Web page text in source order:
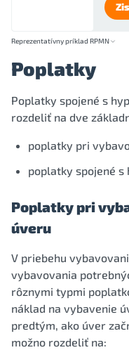
Reprezentatívny príklad RPMN
Poplatky
Poplatky spojené s
rozdeliť na dve
poplatky pri
poplatky spojené
Poplatky pri
úveru
V priebehu
vybavovania
rôznymi typmi
náklad na vybavenie
predtým, ako úver
možno rozdeliť na: